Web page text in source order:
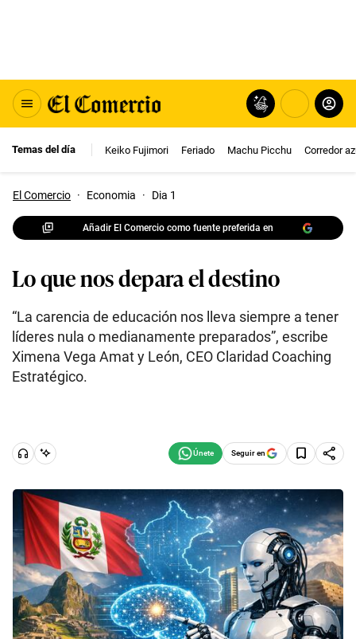
Temas del día Keiko Fujimori Feriado Machu Picchu Corredor
El Comercio · Economia · Dia 1
Añadir El Comercio como fuente preferida en
Lo que nos depara el destino
“La carencia de educación nos lleva siempre a tener
líderes nula o medianamente preparados”, escribe
Ximena Vega Amat y León, CEO Claridad Coaching
Estratégico.
Seguir en